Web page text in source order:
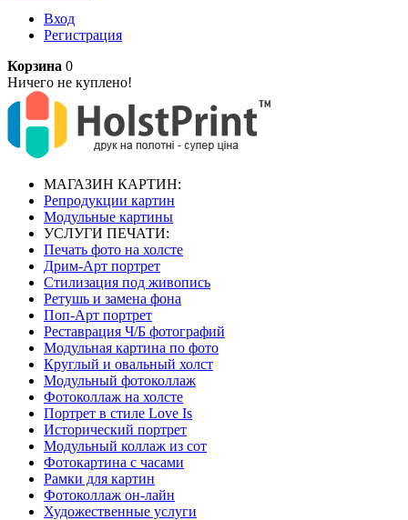
Вход
Регистрация
Корзина 0
Ничего не куплено!
МАГАЗИН КАРТИН:
Репродукции картин
Модульные картины
УСЛУГИ ПЕЧАТИ:
Печать фото на холсте
Дрим-Арт портрет
Стилизация под живопись
Ретушь и замена фона
Поп-Арт портрет
Реставрация Ч/Б фотографий
Модульная картина по фото
Круглый и овальный холст
Модульный фотоколлаж
Фотоколлаж на холсте
Портрет в стиле Love Is
Исторический портрет
Модульный коллаж из сот
Фотокартина с часами
Рамки для картин
Фотоколлаж он-лайн
Художественные услуги